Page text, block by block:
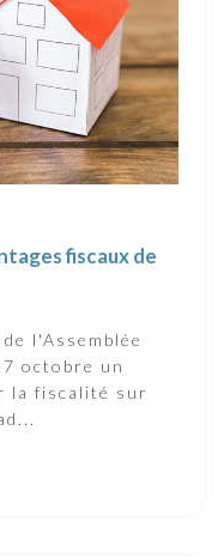
fiscaux de
l'Assemblée
octobre un
la fiscalité sur